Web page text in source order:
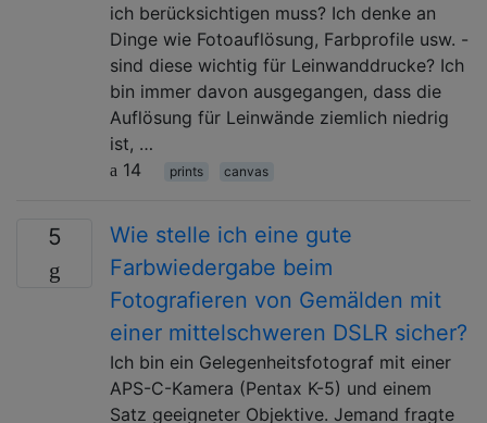
ich berücksichtigen muss? Ich denke an
Dinge wie Fotoauflösung, Farbprofile usw. -
sind diese wichtig für Leinwanddrucke? Ich
bin immer davon ausgegangen, dass die
Auflösung für Leinwände ziemlich niedrig
ist, …
14
prints canvas
5
Wie stelle ich eine gute
Farbwiedergabe beim
Fotografieren von Gemälden mit
einer mittelschweren DSLR sicher?
Ich bin ein Gelegenheitsfotograf mit einer
APS-C-Kamera (Pentax K-5) und einem
Satz geeigneter Objektive. Jemand fragte